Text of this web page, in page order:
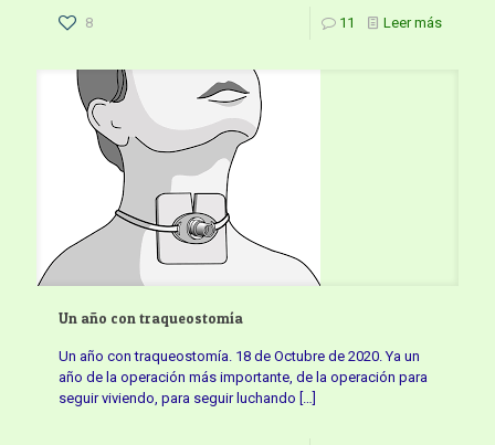
8 11 Leer más
Un año con traqueostomía
Un año con traqueostomía. 18 de Octubre de 2020. Ya un
año de la operación más importante, de la operación para
seguir viviendo, para seguir luchando […]